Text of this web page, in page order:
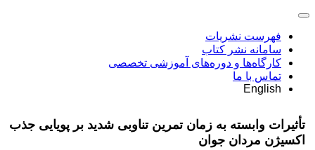
فهرست نشریات
سامانه نشر کتاب
کارگاه‌ها و دوره‌های آموزشی تخصصی
تماس با ما
English
تأثیرات وابسته به زمان تمرین تناوبی شدید بر پویایی جذب
اکسیژن مردان جوان